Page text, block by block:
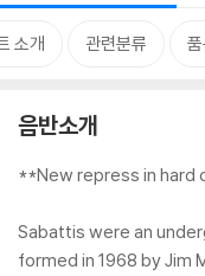
소개 관련분류
음반소개
**New repress in
Sabattis were an
formed in 1968 by Jim